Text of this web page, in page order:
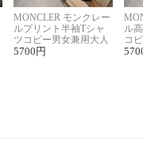
MONCLER モンクレー
ルプリント半袖Tシャ
ツコピー男女兼用大人
可愛い春夏コーデ
5700 円
ル
コ
ィ